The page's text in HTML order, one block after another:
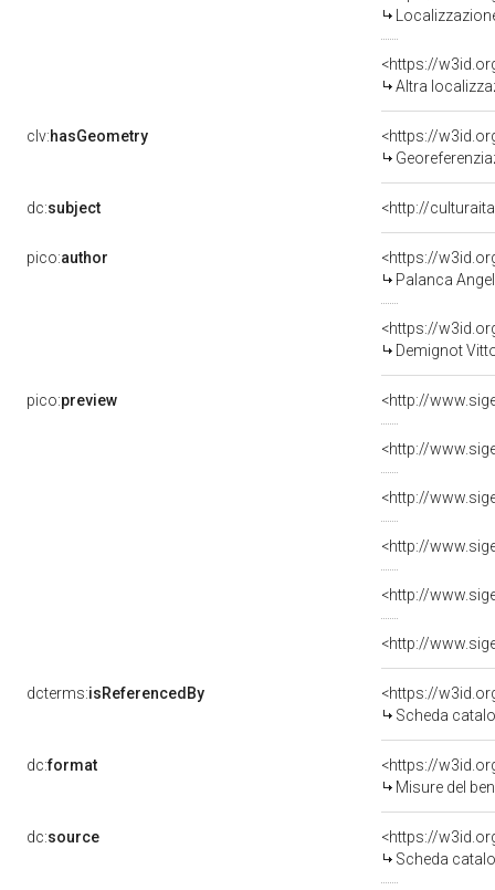
<https://
Altra
clv:hasGeometry
<https://
dc:subject <http://
pico:author
<https://
Palanca
<https://
Demignot
pico:preview
dcterms:isReferencedBy
<https://
Scheda
dc:format
<https://
Misure del
dc:source
<https://
Scheda